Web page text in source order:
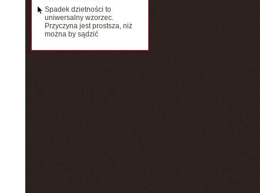
Spadek dzietności to
uniwersalny wzorzec.
Przyczyna jest prostsza, niż
można by sądzić